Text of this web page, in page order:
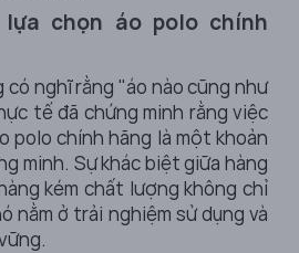
chọn áo polo chính
nghĩ rằng "áo nào cũng như
tế đã chứng minh rằng việc
polo chính hãng là một khoản
minh. Sự khác biệt giữa hàng
kém chất lượng không chỉ
nằm ở trải nghiệm sử dụng và